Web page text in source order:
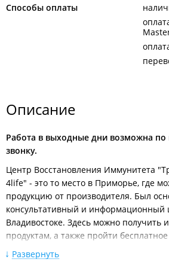
Способы оплаты
Описание
Работа в выходные дни возможна по
звонку.
Центр Восстановления Иммунитета
4life" - это то место в Приморье, где
продукцию от производителя. Был
консультативный и информационный
Владивостоке. Здесь можно
продуктам, а также пройти
обследование на аппаратно-
Развернуть